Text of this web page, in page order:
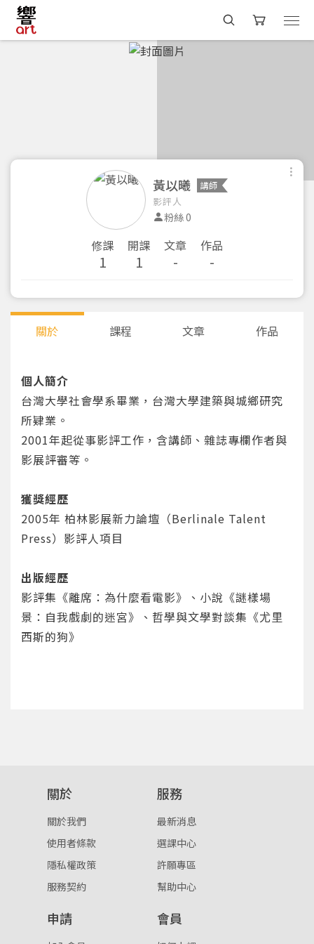
按下註冊即代表你同意我們的
您將收到一封Email，請依照信件中的指示重新登
黃以曦 講師
影評人
粉絲 0
修課
1
開課
1
文章
-
作品
-
關於 課程 文章 作品
個人簡介
台灣大學社會學系畢業，台灣大學建築與城鄉研究
所肄業。
2001年起從事影評工作，含講師、雜誌專欄作者與
影展評審等。
獲獎經歷
2005年 柏林影展新力論壇（Berlinale Talent
Press）影評人項目
出版經歷
影評集《離席：為什麼看電影》、小說《謎樣場
景：自我戲劇的迷宮》、哲學與文學對談集《尤里
西斯的狗》
關於
關於我們
使用者條款
隱私權政策
服務契約
服務
最新消息
選課中心
許願專區
幫助中心
申請 會員